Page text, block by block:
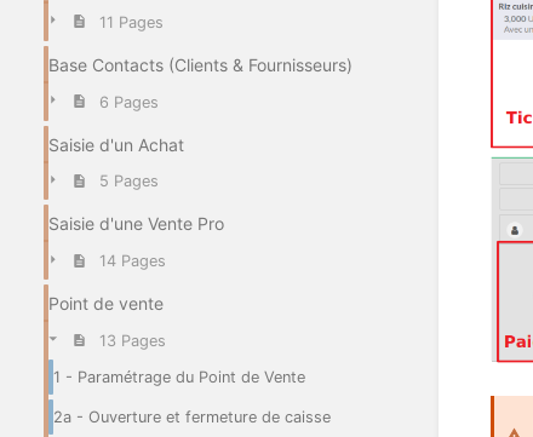
11 Pages
Base Contacts (Clients & Fournisseurs)
6 Pages
Saisie d'un Achat
5 Pages
Saisie d'une Vente Pro
14 Pages
Point de vente
13 Pages
1 - Paramétrage du Point de Vente
2a - Ouverture et fermeture de caisse